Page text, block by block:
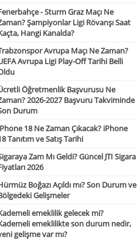
- Sturm Graz Maçı Ne
Şampiyonlar Ligi Rövanşı Saat
Hangi Kanalda?
Avrupa Maçı Ne Zaman?
Avrupa Ligi Play-Off Tarihi Belli
Öğretmenlik Başvurusu Ne
2026-2027 Başvuru Takviminde
Durum
18 Ne Zaman Çıkacak? iPhone
Tanıtım ve Satış Tarihi
Zam Mı Geldi? Güncel JTI Sigara
2026
Boğazı Açıldı mı? Son Durum ve
Gelişmeler
emeklilik gelecek mi?
emeklilikte son durum nedir,
gelişme var mı?